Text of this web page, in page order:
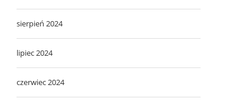
sierpień 2024
lipiec 2024
czerwiec 2024